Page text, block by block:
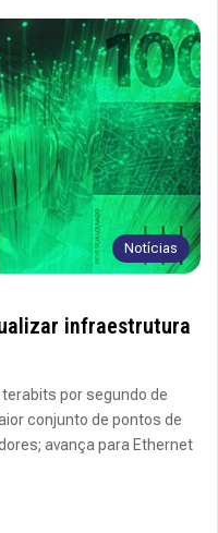
Notícias
infraestrutura
por segundo de
conjunto de pontos de
avança para Ethernet